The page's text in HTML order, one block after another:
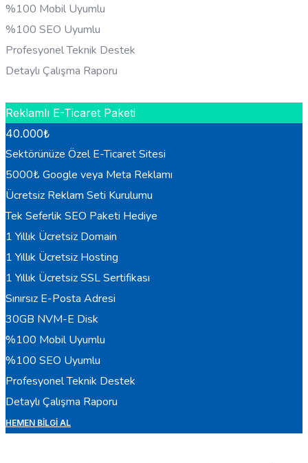
%100 Mobil Uyumlu
%100 SEO Uyumlu
Profesyonel Teknik Destek
Detaylı Çalışma Raporu
Reklamlı E-Ticaret Paketi
40.000₺
Sektörünüze Özel E-Ticaret Sitesi
5000₺ Google veya Meta Reklamı
Ücretsiz Reklam Seti Kurulumu
Tek Seferlik SEO Paketi Hediye
1 Yıllık Ücretsiz Domain
1 Yıllık Ücretsiz Hosting
1 Yıllık Ücretsiz SSL Sertifikası
Sınırsız E-Posta Adresi
30GB NVM-E Disk
%100 Mobil Uyumlu
%100 SEO Uyumlu
Profesyonel Teknik Destek
Detaylı Çalışma Raporu
HEMEN BILGI AL